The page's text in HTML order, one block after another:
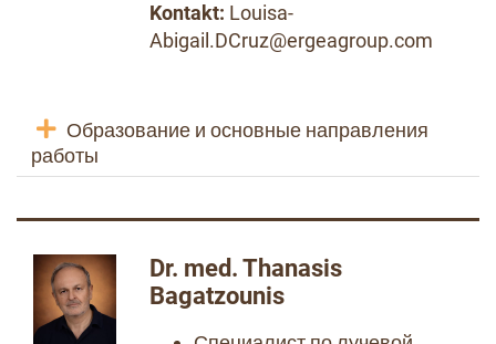
Kontakt: Louisa-
Abigail.DCruz@ergeagroup.com
Образование и основные направления
работы
Dr. med. Thanasis
Bagatzounis